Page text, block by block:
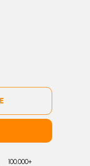
100.000+